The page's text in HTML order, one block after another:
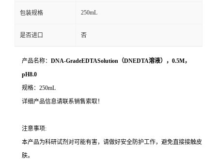
包装规格 250mL
是否进口 否
产品名称： DNA-GradeEDTASolution（DNEDTA溶液），0.5M，
pH8.0
规格：250mL
详细产品信息请联系销售索取！
注意事项:
本产品为科研试剂对可能有害，请做好安全防护工作，避免直接接触皮
肤。